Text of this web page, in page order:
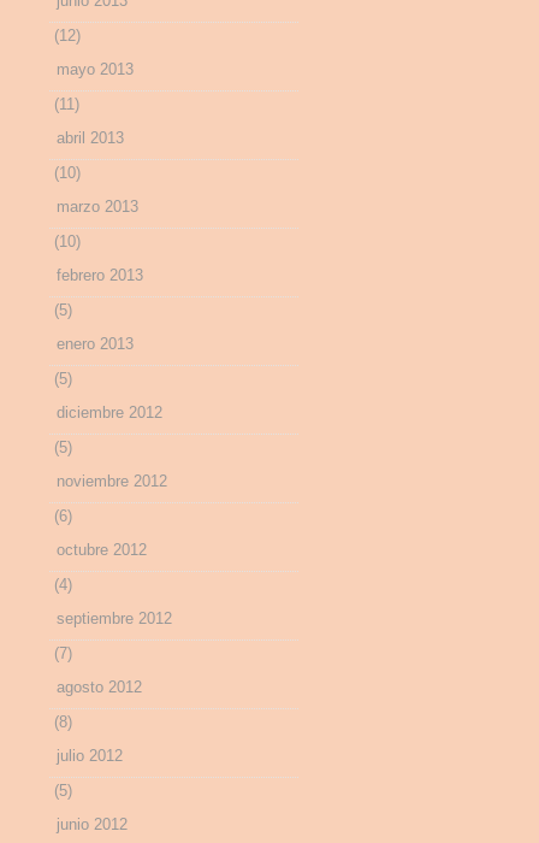
(12)
mayo 2013
(11)
abril 2013
(10)
marzo 2013
(10)
febrero 2013
(5)
enero 2013
(5)
diciembre 2012
(5)
noviembre 2012
(6)
octubre 2012
(4)
septiembre 2012
(7)
agosto 2012
(8)
julio 2012
(5)
junio 2012